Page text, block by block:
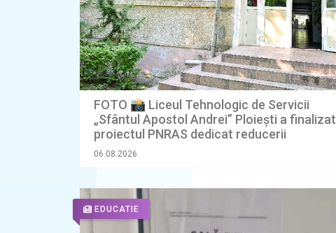
FOTO 📸 Liceul Tehnologic de Servicii
„Sfântul Apostol Andrei” Ploiești a finalizat
proiectul PNRAS dedicat reducerii
abandonului școlar
06.08.2026
EDUCATIE